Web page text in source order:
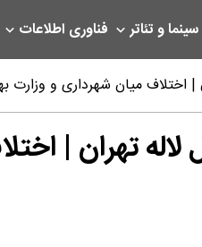
سینما و تئاتر فناوری اطلاعات
اختلاف میان شهرداری و وزارت
تهران |